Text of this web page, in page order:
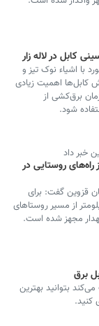
کابل در لاله زار
با اشیاء نوک تیز و
کابل‌ها اهمیت زیادی
برق‌کشی از
شود.
خبر داد
از راه‌های روستایی در
قزوین گفت: برای
از سرقت کابل‌های برق ۷۰ کیلومتر از مسیر روستاهای
مجهز شده‌ است.
برق
بتوانید بهترین
کنید.